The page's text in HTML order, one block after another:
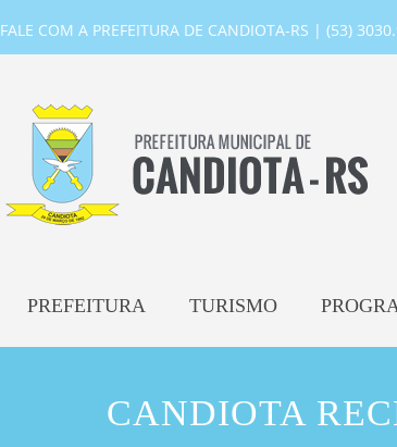
FALE COM A PREFEITURA DE CANDIOTA-RS | (53)
PREFEITURA TURISMO
CANDIOTA